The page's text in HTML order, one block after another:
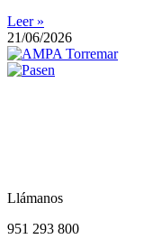
Leer »
21/06/2026
Llámanos
951 293 800